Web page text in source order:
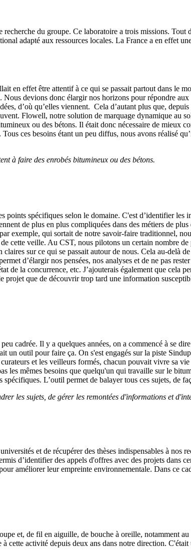
du groupe. Ce laboratoire a trois missions.
adapté aux ressources locales. La France a en effet
en effet être attentif à ce qui se passait partout dans le
devions donc élargir nos horizons pour répondre
d’où qu’elles viennent. Cela d’autant plus que,
Flowell, notre solution de marquage dynamique au
ou des bétons. Il était donc nécessaire de mieux
ces besoins étant un peu diffus, nous avons réalisé
à faire des enrobés bitumineux ou des bétons.
spécifiques selon le domaine. C'est d’identifier
de plus en plus compliquées dans des métiers de
exemple, qui sortait de notre savoir-faire traditionnel,
cette veille. Au CST, nous pilotons un certain nombre
sur ce qui se passait autour de nous. Cela au-delà
d’élargir nos pensées, nos analyses et de ne pas
de la concurrence, etc. J’ajouterais également que cela
que de découvrir trop tard une information
cadrée. Il y a quelques années, on a commencé à se
un outil pour faire ça. On s'est engagés sur la piste
et les veilleurs formés, chacun pouvait vivre sa
les mêmes besoins que quelqu'un qui travaille sur le
L’outil permet de balayer tous ces sujets, de
les sujets, de gérer les remontées d'informations et
et de récupérer des thèses indispensables à nos
d’identifier des appels d'offres avec des projets dans
améliorer leur empreinte environnementale. Dans ce
et, de fil en aiguille, de bouche à oreille, notamment
cette activité depuis deux ans dans notre direction.